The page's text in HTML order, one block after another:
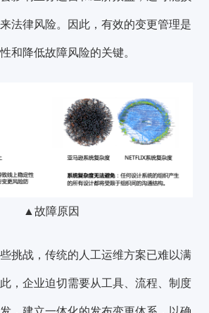
法律风险。因此，有效的变更管理是
和降低故障风险的关键。
▲故障原因
挑战，传统的人工运维方案已难以满
，企业迫切需要从工具、流程、制度